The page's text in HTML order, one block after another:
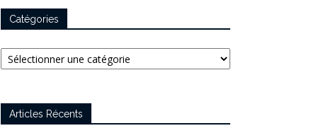
Catégories
Catégories
Articles Récents